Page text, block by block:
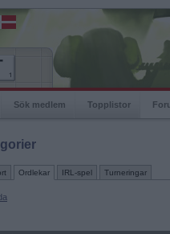
Sök medlem Topplistor
Ordlekar IRL-spel Turneringar